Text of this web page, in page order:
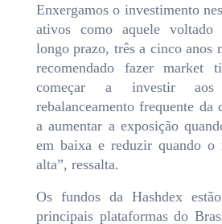
Enxergamos o investimento
ativos como aquele
longo prazo, três a cinco anos
recomendado fazer market
começar a investir aos
rebalanceamento frequente da
a aumentar a exposição
em baixa e reduzir quando o
alta”, ressalta.
Os fundos da Hashdex
principais plataformas do